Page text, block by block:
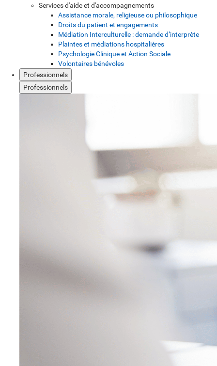
Services d'aide et d'accompagnements
Assistance morale, religieuse ou philosophique
Droits du patient et engagements
Médiation Interculturelle : demande d’interprète
Plaintes et médiations hospitalières
Psychologie Clinique et Action Sociale
Volontaires bénévoles
Professionnels
Professionnels